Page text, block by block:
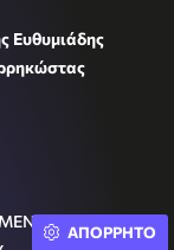
Ευθυμιάδης
ΑΠΟΡΡΗΤΟ